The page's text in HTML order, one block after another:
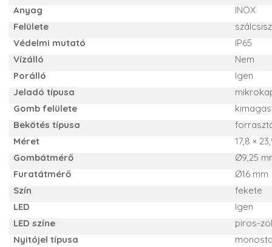
Anyag
INOX
Felülete
Védelmi mutató
IP65
Vízálló
Nem
Porálló
Igen
Jeladó típusa
Gomb felülete
Bekötés típusa
Méret
17,8 ×
Gombátmérő
Ø9,25
Furatátmérő
Ø16 mm
Szín
fekete
LED
Igen
LED színe
piros-
Nyitójel típusa